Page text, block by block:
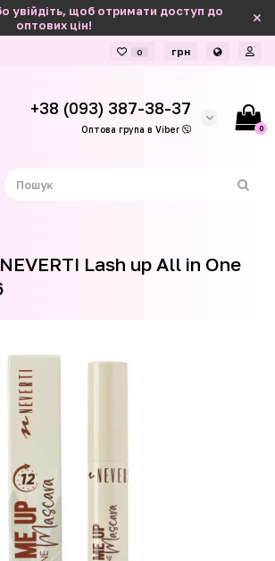
увійдіть, щоб отримати доступ до
оптових цін!
0 грн
+38 (093) 387-38-37
Оптова група в Viber 0
Lash up All in One